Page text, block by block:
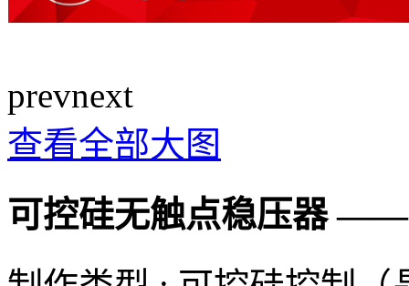
prevnext
查看全部大图
可控硅无触点稳压器